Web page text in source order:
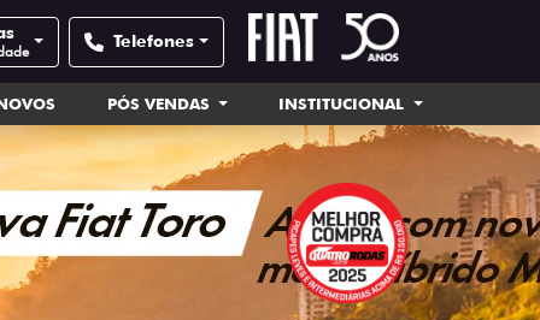
Telefones
PÓS VENDAS INSTITUCIONAL